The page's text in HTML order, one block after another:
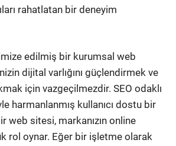
rahatlatan bir deneyim
edilmiş bir kurumsal web
dijital varlığını güçlendirmek ve
için vazgeçilmezdir. SEO odaklı
harmanlanmış kullanıcı dostu bir
web sitesi, markanızın online
rol oynar. Eğer bir işletme olarak